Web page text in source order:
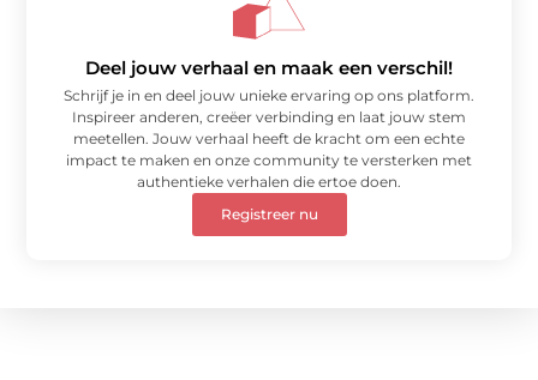
Deel jouw verhaal en maak een verschil!
Schrijf je in en deel jouw unieke ervaring op ons platform.
Inspireer anderen, creëer verbinding en laat jouw stem
meetellen. Jouw verhaal heeft de kracht om een echte
impact te maken en onze community te versterken met
authentieke verhalen die ertoe doen.
Registreer nu